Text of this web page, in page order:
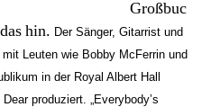
Großbuc
hin. Der Sänger, Gitarrist und
Leuten wie Bobby McFerrin und
in der Royal Albert Hall
produziert. „Everybody’s